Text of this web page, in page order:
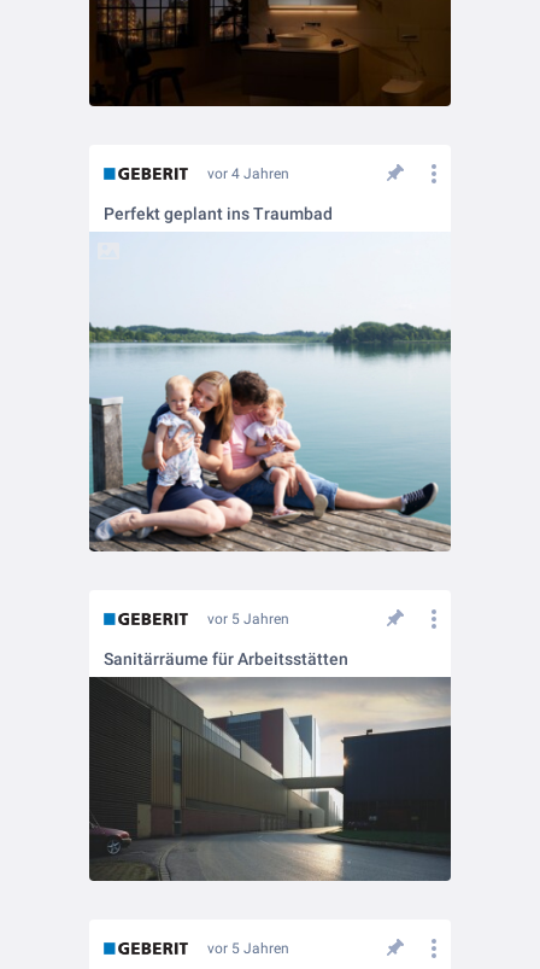
vor 4 Jahren
Perfekt geplant ins Traumbad
vor 5 Jahren
Sanitärräume für Arbeitsstätten
vor 5 Jahren